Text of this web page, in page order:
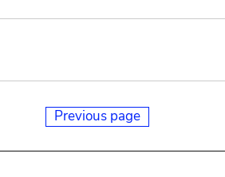
Previous page